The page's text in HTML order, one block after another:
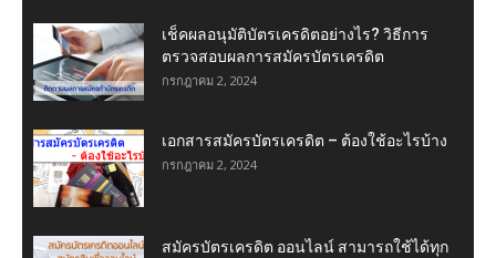
เช็คผลอนุมัติบัตรเครดิตอย่างไร? วิธีการ
ตรวจสอบผลการสมัครบัตรเครดิต
กรกฎาคม 2, 2024
เอกสารสมัครบัตรเครดิต – ต้องใช้อะไรบ้าง
กรกฎาคม 2, 2024
สมัครบัตรเครดิต ออนไลน์ สามารถใช้ได้ทุก